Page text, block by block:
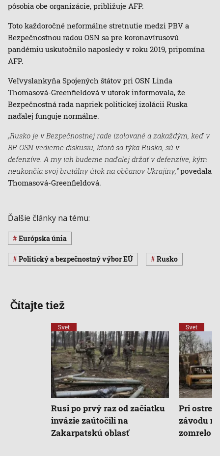
pôsobia obe organizácie, približuje AFP.
Toto každoročné neformálne stretnutie medzi PBV a
Bezpečnostnou radou OSN sa pre koronavírusovú
pandémiu uskutočnilo naposledy v roku 2019, pripomína
AFP.
Veľvyslankyňa Spojených štátov pri OSN Linda
Thomasová-Greenfieldová v utorok informovala, že
Bezpečnostná rada napriek politickej izolácii Ruska
naďalej funguje normálne.
„Rusko je v Bezpečnostnej rade izolované a zakaždým, keď v
BR OSN vedieme diskusiu, ktorá sa týka Ruska, sú v
defenzíve. A my ich budeme naďalej držať v defenzíve, kým
neukončia svoj brutálny útok na občanov Ukrajiny,“povedala
Thomasová-Greenfieldová.
Ďalšie články na tému:
Európska únia
Politický a bezpečnostný výbor EÚ Rusko
Čítajte tiež
Svet
Rusi po prvý raz od začiatku
invázie zaútočili na
Zakarpatskú oblasť
Svet
Pri
závodu
zomrelo